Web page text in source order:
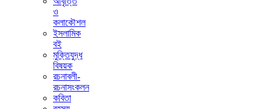
ও
কলাকৌশল
ইসলামিক
বই
মুক্তিযুদ্ধ
বিষয়ক
রচনাবলী-
রচনাসংকলন
কবিতা